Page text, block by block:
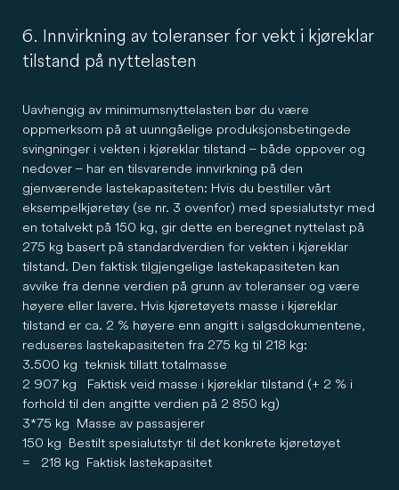
6. Innvirkning av toleranser for vekt i kjøreklar
tilstand på nyttelasten
Uavhengig av minimumsnyttelasten bør du være
oppmerksom på at uunngåelige produksjonsbetingede
svingninger i vekten i kjøreklar tilstand – både oppover og
nedover – har en tilsvarende innvirkning på den
gjenværende lastekapasiteten: Hvis du bestiller vårt
eksempelkjøretøy (se nr. 3 ovenfor) med spesialutstyr med
en totalvekt på 150 kg, gir dette en beregnet nyttelast på
275 kg basert på standardverdien for vekten i kjøreklar
tilstand. Den faktisk tilgjengelige lastekapasiteten kan
avvike fra denne verdien på grunn av toleranser og være
høyere eller lavere. Hvis kjøretøyets masse i kjøreklar
tilstand er ca. 2 % høyere enn angitt i salgsdokumentene,
reduseres lastekapasiteten fra 275 kg til 218 kg:
3.500 kg teknisk tillatt totalmasse
2 907 kg Faktisk veid masse i kjøreklar tilstand (+ 2 % i
forhold til den angitte verdien på 2 850 kg)
3*75 kg Masse av passasjerer
150 kg Bestilt spesialutstyr til det konkrete kjøretøyet
= 218 kg Faktisk lastekapasitet